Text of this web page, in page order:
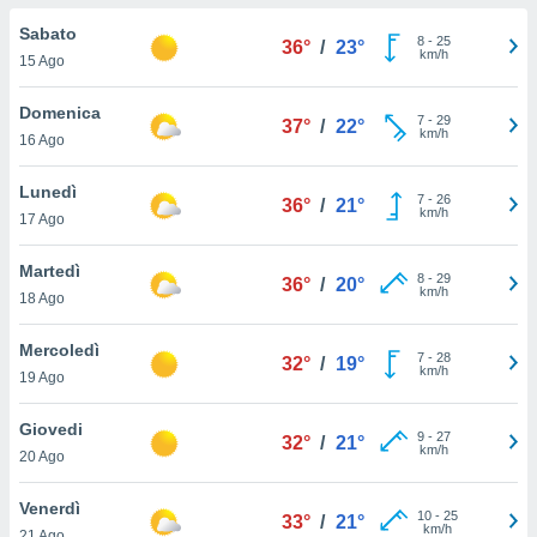
al sito
nostri
ci
di
un
la
di esso.
nella
Sabato
15 Ago
36° / 23° 8- 25
km/h
Domenica
16 Ago
37° / 22° 7- 29
km/h
Lunedì
17 Ago
36° / 21° 7- 26
km/h
Martedì
18 Ago
36° / 20° 8- 29
km/h
Mercoledì
19 Ago
32° / 19° 7- 28
km/h
Giovedi
20 Ago
32° / 21° 9- 27
km/h
Venerdì
33° / 21° 10- 25
km/h